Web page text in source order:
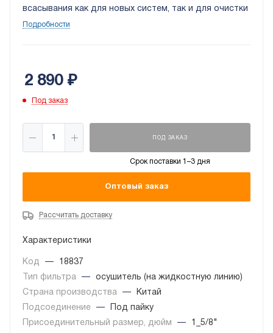
всасывания как для новых систем, так и для очистки
системы после сгорания электродвигателя
Подробности
2 890₽
Под заказ
ПОД ЗАКАЗ
Срок поставки 1–3 дня
Оптовый заказ
Рассчитать доставку
Характеристики
Код —
18837
Тип фильтра
—
осушитель (на жидкостную линию)
Страна производства
—
Китай
Подсоединение
—
Под пайку
Присоединительный размер, дюйм
—
1_5/8"